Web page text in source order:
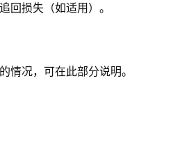
回损失（如适用）。
情况，可在此部分说明。